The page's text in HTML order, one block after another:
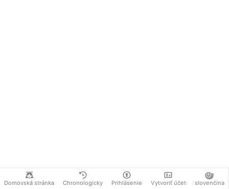
Domovská stránka Chronologicky Prihlásenie Vytvoriť účet slovenčina